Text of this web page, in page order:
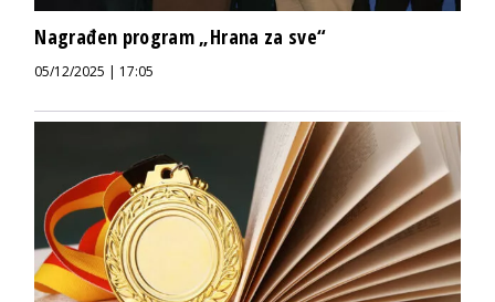
Nagrađen program „Hrana za sve“
05/12/2025 | 17:05